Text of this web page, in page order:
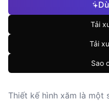
Tải
Tải
Sao
Thiết kế hình xăm là